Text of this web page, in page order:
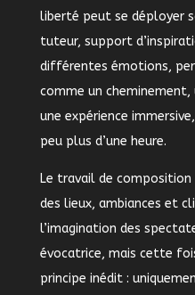
liberté peut se déployer
tuteur, support
différentes émotions,
comme un
une expérience
peu plus d’une heure.
Le travail de
des lieux, ambiances et
l’imagination des
évocatrice, mais cette
principe inédit :